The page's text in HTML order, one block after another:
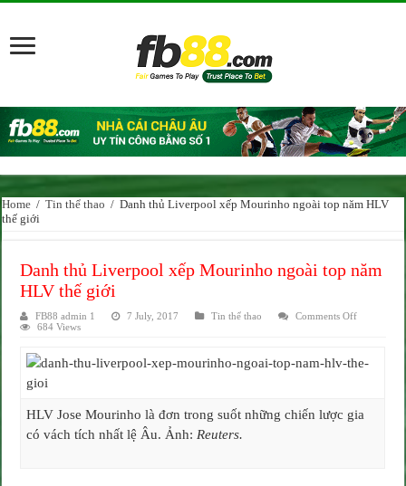
Home / Tin thể thao / Danh thủ Liverpool xếp Mourinho ngoài top năm HLV
thế giới
Danh thủ Liverpool xếp Mourinho ngoài top năm
HLV thế giới
FB88 admin 1 7 July, 2017 Tin thể thao Comments Offon
Mourinho
HLV
684 Views
HLV Jose Mourinho là đơn trong suốt những chiến lược gia
có vách tích nhất lệ Âu. Ảnh:Reuters.